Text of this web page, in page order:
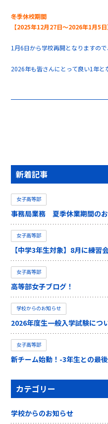
冬季休校期間
【2025年12月27日～2026年1月5日
1月6日から学校再開となりますの
2026年も皆さんにとって良い1年と
新着記事
女子高等部
事務局業務 夏季休業期間の
女子高等部
【中学3年生対象】8月に練習
女子高等部
高等部女子ブログ！
学校からのお知らせ
2026年度生一般入学試験につ
女子高等部
新チーム始動！-3年生との最
カテゴリー
学校からのお知らせ